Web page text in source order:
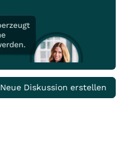
Neue Diskussion erstellen